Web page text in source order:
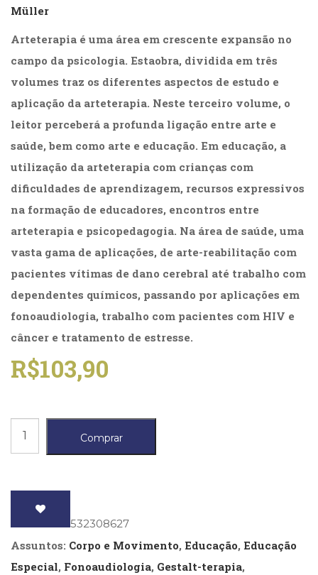
Fonoaudiologia
Gestalt-
terapia
(93)
(57)
LGBTQIA+
(66)
Literatura
Erótica
(11)
Literatura,
Ficção,
Ensaios
(69)
de
referência
(48)
(Programação
Neurolingüística)
(41)
Psicologia,
Psicoterapia
(799)
Marketing
(33)
Puericultura
(23)
Müller
Arteterapia é uma área em crescente expansão no
campo da psicologia. Estaobra, dividida em três
volumes traz os diferentes aspectos de estudo e
aplicação da arteterapia. Neste terceiro volume, o
leitor perceberá a profunda ligação entre arte e
saúde, bem como arte e educação. Em educação, a
utilização da arteterapia com crianças com
dificuldades de aprendizagem, recursos expressivos
na formação de educadores, encontros entre
arteterapia e psicopedagogia. Na área de saúde, uma
vasta gama de aplicações, de arte-reabilitação com
pacientes vítimas de dano cerebral até trabalho com
dependentes químicos, passando por aplicações em
fonoaudiologia, trabalho com pacientes com HIV e
câncer e tratamento de estresse.
R$103,90
Percursos
3
quantidade
Comprar
: 9788532308627
Assuntos: Corpo e Movimento, Educação, Educação
Especial, Fonoaudiologia, Gestalt-terapia,